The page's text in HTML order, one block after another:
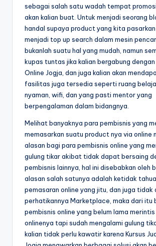
sebagai salah satu wadah tempat
akan kalian buat. Untuk menjadi seorang
handal supaya product yang kita
menjadi top up search dalam mesin
bukanlah suatu hal yang mudah, namun
kupas tuntas jika kalian bergabung dengan
Online Jogja, dan juga kalian akan
fasilitas juga tersedia seperti ruang
nyaman, wifi, dan yang pasti mentor yang
berpengalaman dalam bidangnya.
Melihat banyaknya para pembisnis yang
memasarkan suatu product nya via online
alasan bagi para pembisnis online yang
gulung tikar akibat tidak dapat bersaing
pembisnis lainnya, hal ini disebabkan oleh
alasan salah satunya adalah ketidak
pemasaran online yang jitu, dan juga tidak
perhatikannya Marketplace, maka dari itu
pembisnis online yang belum lama merintis
onlinenya tapi sudah mengalami gulung
kalian tidak perlu kawatir karena Kursus